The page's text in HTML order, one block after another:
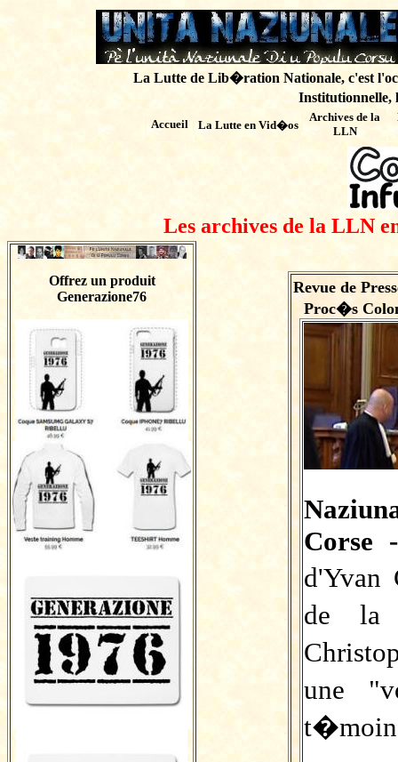
La Lutte de Lib�ration Nationale, c'est
Institutionnelle,
Accueil La Lutte en Vid�os
Archives de la
LLN
Les archives de la LLN
Offrez un produit
Generazione76
Revue de
Proc�s
Corse
d'Yvan
de la
une